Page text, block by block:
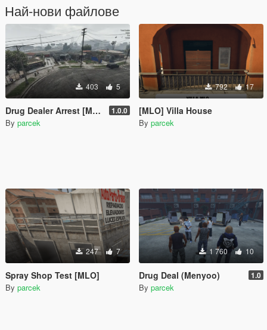
Най-нови файлове
403 5
Drug Dealer Arrest [Menyoo 2.0] 1.0.0
By parcek
792 17
[MLO] Villa House
By parcek
247 7
Spray Shop Test [MLO]
By parcek
1 760 10
Drug Deal (Menyoo) 1.0
By parcek